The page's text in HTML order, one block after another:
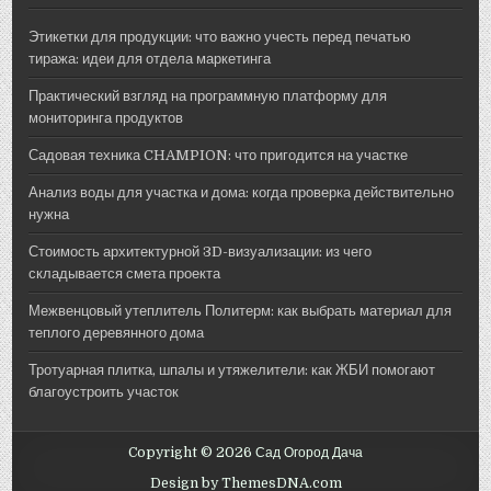
Этикетки для продукции: что важно учесть перед печатью
тиража: идеи для отдела маркетинга
Практический взгляд на программную платформу для
мониторинга продуктов
Садовая техника CHAMPION: что пригодится на участке
Анализ воды для участка и дома: когда проверка действительно
нужна
Стоимость архитектурной 3D-визуализации: из чего
складывается смета проекта
Межвенцовый утеплитель Политерм: как выбрать материал для
теплого деревянного дома
Тротуарная плитка, шпалы и утяжелители: как ЖБИ помогают
благоустроить участок
Copyright © 2026 Сад Огород Дача
Design by ThemesDNA.com